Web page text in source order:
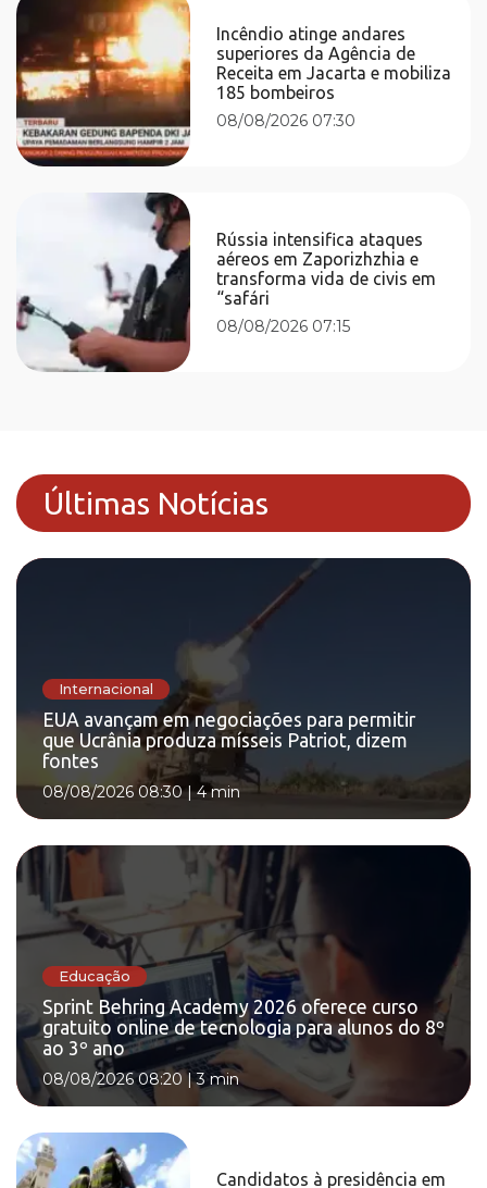
Incêndio atinge andares
superiores da Agência de
Receita em Jacarta e mobiliza
185 bombeiros
08/08/2026 07:30
Rússia intensifica ataques
aéreos em Zaporizhzhia e
transforma vida de civis em
“safári
08/08/2026 07:15
Últimas Notícias
Internacional
EUA avançam em negociações para permitir
que Ucrânia produza mísseis Patriot, dizem
fontes
08/08/2026 08:30|4 min
Educação
Sprint Behring Academy 2026 oferece curso
gratuito online de tecnologia para alunos do 8º
ao 3º ano
08/08/2026 08:20 |3 min
Candidatos à presidência em